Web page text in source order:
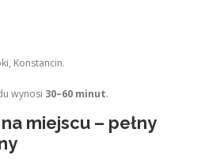
Konstancin.
wynosi 30–60 minut.
miejscu – pełny